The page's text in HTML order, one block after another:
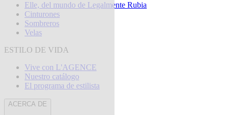
Elle, del mundo de Legalmente Rubia
Cinturones
Sombreros
Velas
ESTILO DE VIDA
Vive con L'AGENCE
Nuestro catálogo
El programa de estilista
ACERCA DE